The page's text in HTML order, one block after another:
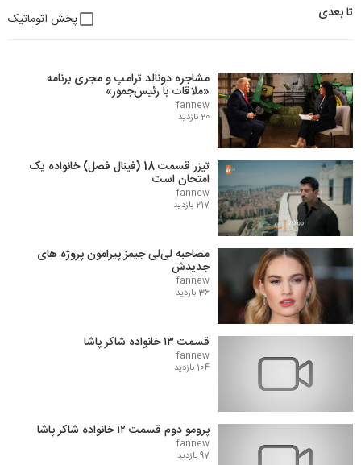
تا بعدی پخش اتوماتیک
مشاجره دونالد ترامپ و مجری برنامه
«ملاقات با رئیس‌جمور»
fannew
20 بازدید
تیزر قسمت 18 (فینال فصل) خانواده یک
امتحان است
fannew
217 بازدید
مصاحبه لی‌لی جیمز پیرامون پروژه های
جدیدش
fannew
36 بازدید
قسمت ۱۳ خانواده شاکر پاشا
fannew
104 بازدید
پرومو دوم قسمت ۱۲ خانواده شاکر پاشا
fannew
97 بازدید